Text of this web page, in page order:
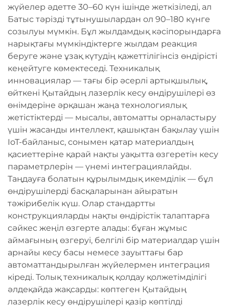
жүйелер әдетте 30–60 күн ішінде жеткізіледі, ал
Батыс тәрізді тұтынушылардан ол 90–180 күнге
созылуы мүмкін. Бұл жылдамдық кәсіпорындарға
нарықтағы мүмкіндіктерге жылдам реакция
беруге және ұзақ күтудің қажеттілігінсіз өндірісті
кеңейтуге көмектеседі. Техникалық
инновациялар — тағы бір әсерлі артықшылық,
өйткені Қытайдың лазерлік кесу өндірушілері өз
өнімдеріне әрқашан жаңа технологиялық
жетістіктерді — мысалы, автоматты орналастыру
үшін жасанды интеллект, қашықтан бақылау үшін
IoT-байланыс, сонымен қатар материалдың
қасиеттеріне қарай нақты уақытта өзгеретін кесу
параметрлерін — үнемі интеграциялайды.
Таңдауға болатын құрылымдық икемділік — бұл
өндірушілерді басқаларынан айыратын
тәжірибелік күш. Олар стандартты
конструкцияларды нақты өндірістік талаптарға
сәйкес жеңіл өзгерте алады: бұған жұмыс
аймағының өзгеруі, белгілі бір материалдар үшін
арнайы кесу басы немесе зауыттағы бар
автоматтандырылған жүйелермен интеграция
кіреді. Толық техникалық қолдау қолжетімділігі
әлдеқайда жақсарды: көптеген Қытайдың
лазерлік кесу өндірушілері қазір көптілді